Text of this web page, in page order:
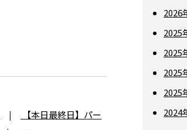
|
【本日最終日】パー
2026
2025
2025
2025
2025
2024